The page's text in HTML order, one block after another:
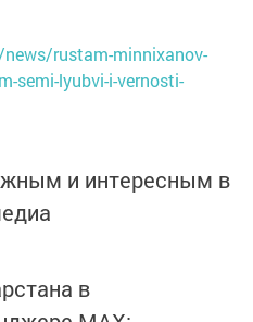
semi-lyubvi-i-vernosti-
в
MАХ: